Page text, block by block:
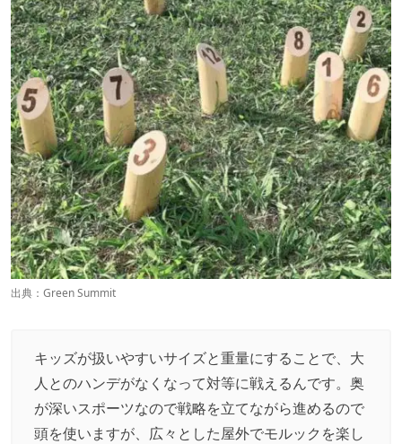
出典： Green Summit
キッズが扱いやすいサイズと重量にすることで、大
人とのハンデがなくなって対等に戦えるんです。奥
が深いスポーツなので戦略を立てながら進めるので
頭を使いますが、広々とした屋外でモルックを楽し